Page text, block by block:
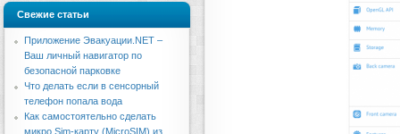
Свежие статьи
Приложение Эвакуации.NET –
Ваш личный навигатор по
безопасной парковке
Что делать если в сенсорный
телефон попала вода
Как самостоятельно сделать
микро Sim-карту (MicroSIM) из